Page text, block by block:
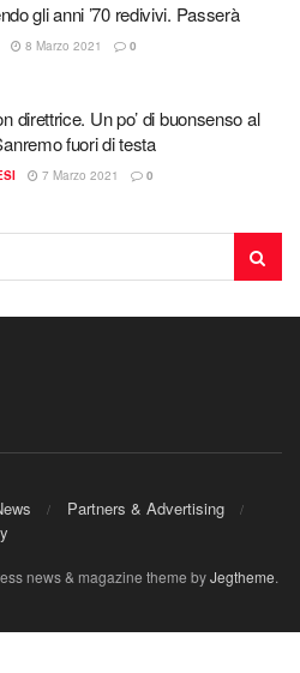
gli anni ’70 redivivi. Passerà
8 Marzo 2021 0
direttrice. Un po’ di buonsenso al
fuori di testa
7 Marzo 2021 0
Partners & Advertising
news & magazine theme byJegtheme.